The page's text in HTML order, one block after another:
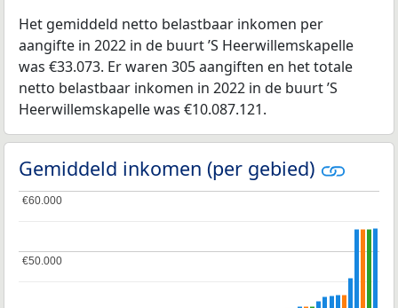
Het gemiddeld netto belastbaar inkomen per
aangifte in 2022 in de buurt ’S Heerwillemskapelle
was €33.073. Er waren 305 aangiften en het totale
netto belastbaar inkomen in 2022 in de buurt ’S
Heerwillemskapelle was €10.087.121.
Gemiddeld inkomen (per gebied)
€50.000
€50.000
€60.000
€60.000